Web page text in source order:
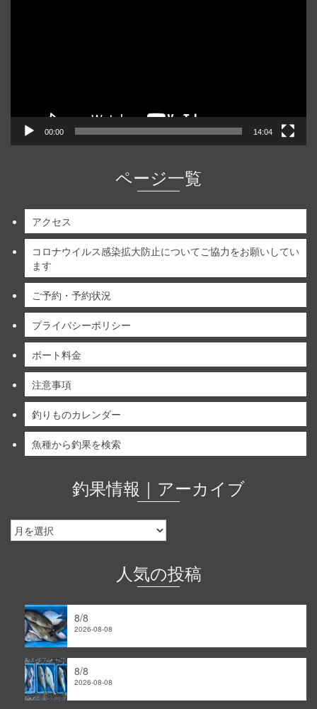
00:00 14:04
ページ一覧
アクセス
コロナウイルス感染拡大防止についてご協力をお願いしてい
ます
ご予約・予約状況
プライバシーポリシー
ボート料金
注意事項
釣りものカレンダー
魚種から釣果を検索
釣果情報｜アーカイブ
釣
果
人気の投稿
8/8
2026-08-08
8/8
2026-08-08